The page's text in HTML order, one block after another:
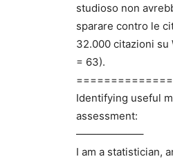
studioso non
sparare contro le
32.000 citazioni su
= 63).
Identifying useful
assessment:
——————–
I am a statistician,